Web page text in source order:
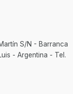
S/N - Barranca
- Argentina - Tel.